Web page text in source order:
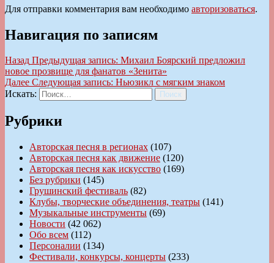
Для отправки комментария вам необходимо авторизоваться.
Навигация по записям
Назад Предыдущая запись: Михаил Боярский предложил
новое прозвище для фанатов «Зенита»
Далее Следующая запись: Ньюзикл с мягким знаком
Искать:
Поиск
Рубрики
Авторская песня в регионах (107)
Авторская песня как движение (120)
Авторская песня как искусство (169)
Без рубрики (145)
Грушинский фестиваль (82)
Клубы, творческие объединения, театры (141)
Музыкальные инструменты (69)
Новости (42 062)
Обо всем (112)
Персоналии (134)
Фестивали, конкурсы, концерты (233)